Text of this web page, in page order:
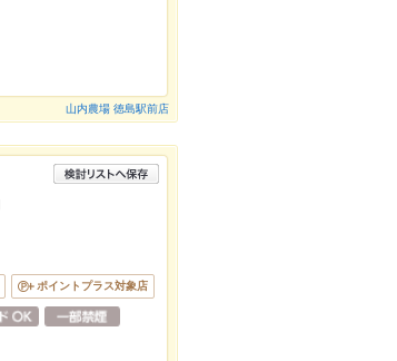
山内農場 徳島駅前店
ポイントプラス対象店